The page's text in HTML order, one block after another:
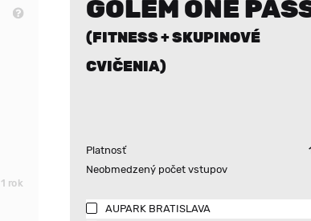
1 rok
GOLEM ONE
(FITNESS + SKUPINOVÉ
CVIČENIA)
Platnosť
Neobmedzený počet vstupov
AUPARK BRATISLAVA